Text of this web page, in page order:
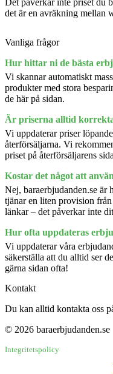
Det påverkar inte priset du
det är en avräkning mellan
Vanliga frågor
Hur hittar ni de bästa
Vi skannar automatiskt
produkter med stora
de här på sidan.
Är priserna alltid
Vi uppdaterar priser
återförsäljarna. Vi
priset på återförsäljarens
Kostar det något att
Nej, baraerbjudanden.se är
tjänar en liten provision
länkar – det påverkar inte
Hur ofta uppdateras
Vi uppdaterar våra
säkerställa att du alltid ser
gärna sidan ofta!
Kontakt
Du kan alltid kontakta oss
© 2026 baraerbjudanden.se
Integritetspolicy